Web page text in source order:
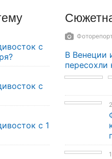
с
с
с 1
В Венеции
пересохли